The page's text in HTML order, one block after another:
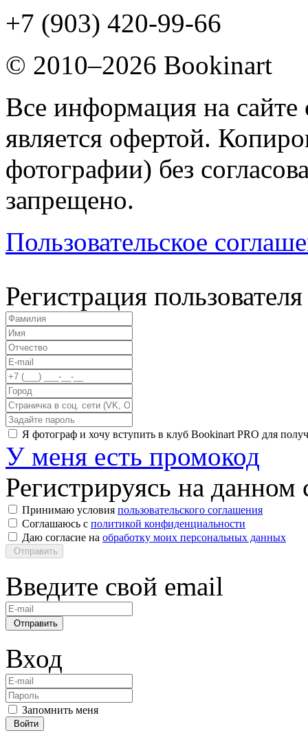
+7 (903) 420-99-66
© 2010–2026 Bookinart
Все информация на
является офертой.
фотографии) без
запрещено.
Пользовательское
Регистрация пользователя
Я фотограф и хочу вступить в клуб Bookinart PRO для
У меня есть промокод
Регистрируясь на данном
Принимаю условия пользовательского соглашения
Соглашаюсь с политикой конфиденциальности
Даю согласие на обработку моих персональных данных
Отправить
Введите свой email
Отправить
Вход
Запомнить меня
Войти